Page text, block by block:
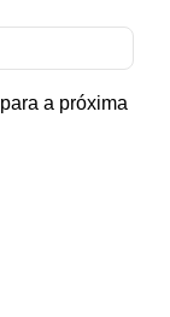
a próxima